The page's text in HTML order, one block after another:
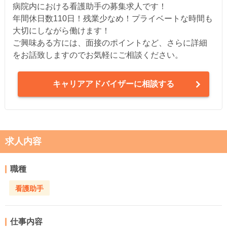
病院内における看護助手の募集求人です！
年間休日数110日！残業少なめ！プライベートな時間も
大切にしながら働けます！
ご興味ある方には、面接のポイントなど、さらに詳細
をお話致しますのでお気軽にご相談ください。
キャリアアドバイザーに相談する
求人内容
職種
看護助手
仕事内容